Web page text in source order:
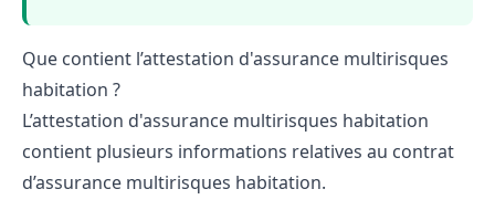
Que contient l’attestation d'assurance multirisques
habitation ?
L’attestation d'assurance multirisques habitation
contient plusieurs informations relatives au contrat
d’assurance multirisques habitation.